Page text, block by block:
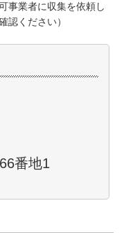
事業者に収集を依頼し
認ください）
番地1